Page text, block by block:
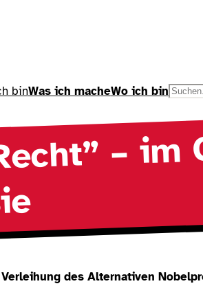
binWas ich macheWo ich binS
c
h
e
– im
des Alternativen